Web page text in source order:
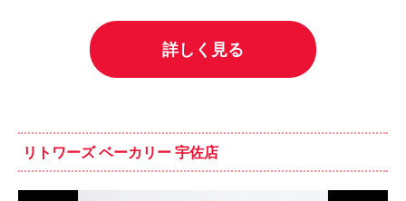
詳しく見る
リトワーズ ベーカリー 宇佐店